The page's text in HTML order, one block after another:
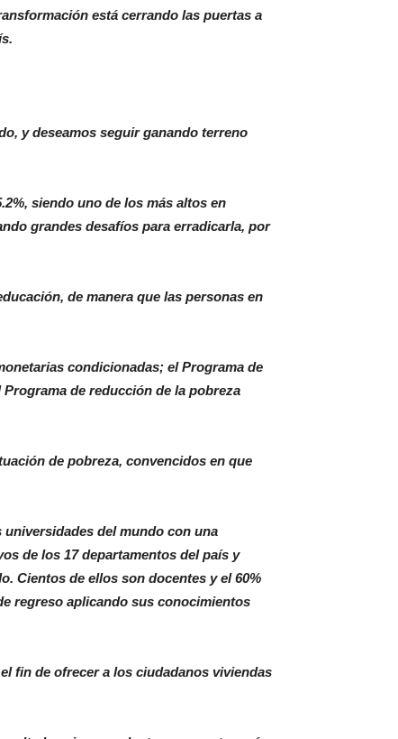
está cerrando las puertas a
y deseamos seguir ganando terreno
siendo uno de los más altos en
grandes desafíos para erradicarla, por
de manera que las personas en
condicionadas; el Programa de
de reducción de la pobreza
de pobreza, convencidos en que
universidades del mundo con una
de los 17 departamentos del país y
Cientos de ellos son docentes y el 60%
regreso aplicando sus conocimientos
fin de ofrecer a los ciudadanos viviendas